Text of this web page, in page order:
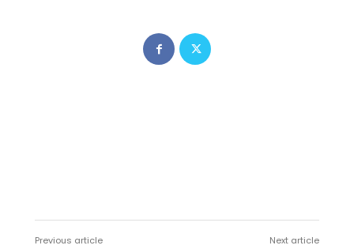
Previous article Next article